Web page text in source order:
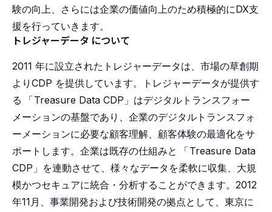
験の向上、さらには企業の価値向上のため積極的にDX支
援を行っていきます。
トレジャーデータ について
2011 年に設⽴されたトレジャーデータは、市場の草創期
よりCDP を提供しています。トレジャーデータが提供す
る
「Treasure Data CDP」はデジタルトランスフォー
メーションの基盤であり、企業のデジタルトランスフォ
ーメーションに必要な顧客理解、顧客体験の最適化をサ
ポートします。企業は既存の仕組みと
「Treasure Data
CDP」を連動させて、様々なデータを柔軟に収集、⼤規
模かつセキュアに統合・分析することができます。2012
年11⽉、事業開発および技術開発の拠点として、東京に